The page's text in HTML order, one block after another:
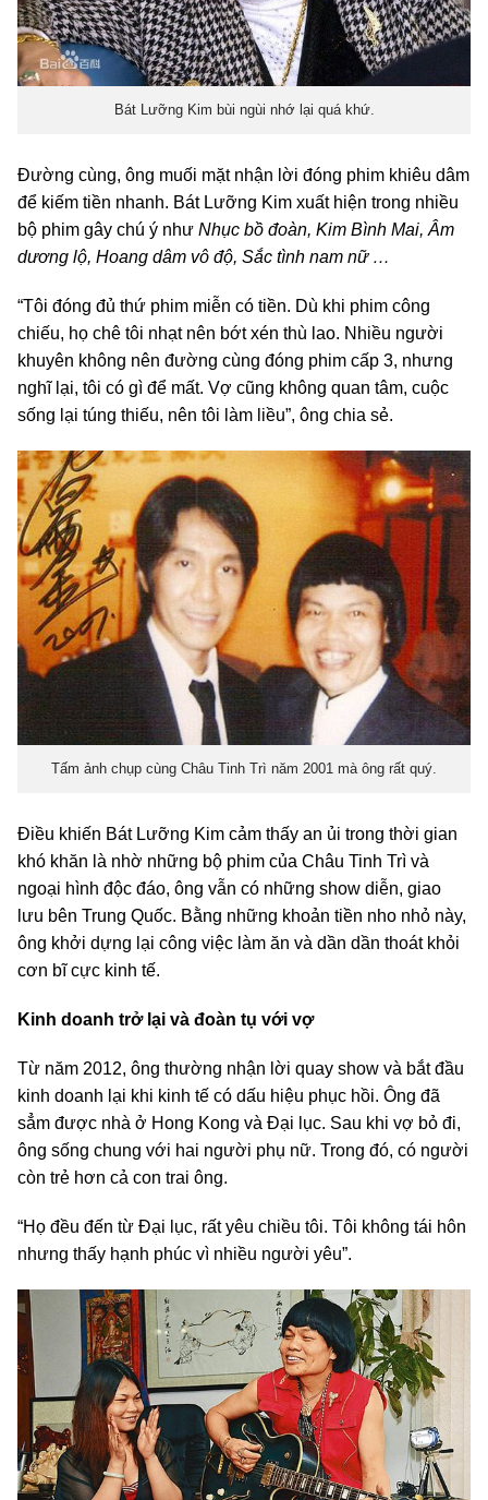
Bát Lưỡng Kim bùi ngùi nhớ lại quá khứ.
Đường cùng, ông muối mặt nhận lời đóng phim khiêu dâm
để kiếm tiền nhanh. Bát Lưỡng Kim xuất hiện trong nhiều
bộ phim gây chú ý như Nhục bồ đoàn, Kim Bình Mai, Âm
dương lộ, Hoang dâm vô độ, Sắc tình nam nữ …
“Tôi đóng đủ thứ phim miễn có tiền. Dù khi phim công
chiếu, họ chê tôi nhạt nên bớt xén thù lao. Nhiều người
khuyên không nên đường cùng đóng phim cấp 3, nhưng
nghĩ lại, tôi có gì để mất. Vợ cũng không quan tâm, cuộc
sống lại túng thiếu, nên tôi làm liều”, ông chia sẻ.
Tấm ảnh chụp cùng Châu Tinh Trì năm 2001 mà ông rất quý.
Điều khiến Bát Lưỡng Kim cảm thấy an ủi trong thời gian
khó khăn là nhờ những bộ phim của Châu Tinh Trì và
ngoại hình độc đáo, ông vẫn có những show diễn, giao
lưu bên Trung Quốc. Bằng những khoản tiền nho nhỏ này,
ông khởi dựng lại công việc làm ăn và dần dần thoát khỏi
cơn bĩ cực kinh tế.
Kinh doanh trở lại và đoàn tụ với vợ
Từ năm 2012, ông thường nhận lời quay show và bắt đầu
kinh doanh lại khi kinh tế có dấu hiệu phục hồi. Ông đã
sẳm được nhà ở Hong Kong và Đại lục. Sau khi vợ bỏ đi,
ông sống chung với hai người phụ nữ. Trong đó, có người
còn trẻ hơn cả con trai ông.
“Họ đều đến từ Đại lục, rất yêu chiều tôi. Tôi không tái hôn
nhưng thấy hạnh phúc vì nhiều người yêu”.